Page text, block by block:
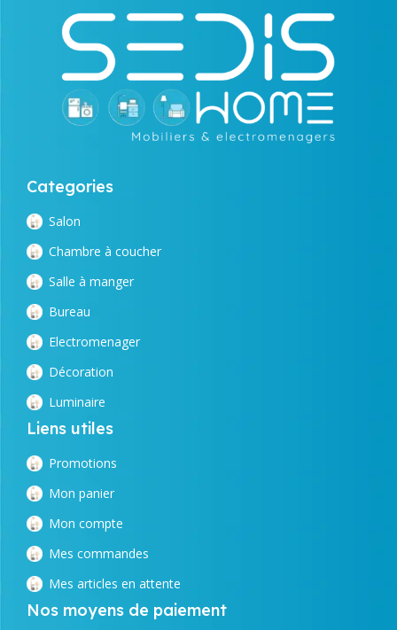
Categories
Salon
Chambre à coucher
Salle à manger
Bureau
Electromenager
Décoration
Luminaire
Liens utiles
Promotions
Mon panier
Mon compte
Mes commandes
Mes articles en attente
Nos moyens de paiement